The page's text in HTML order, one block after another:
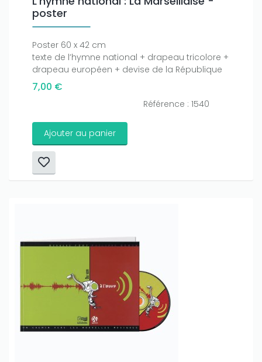
poster
Poster 60 x 42 cm
texte de l’hymne national + drapeau tricolore +
drapeau européen + devise de la République
7,00 €
Référence : 1540
Ajouter au panier